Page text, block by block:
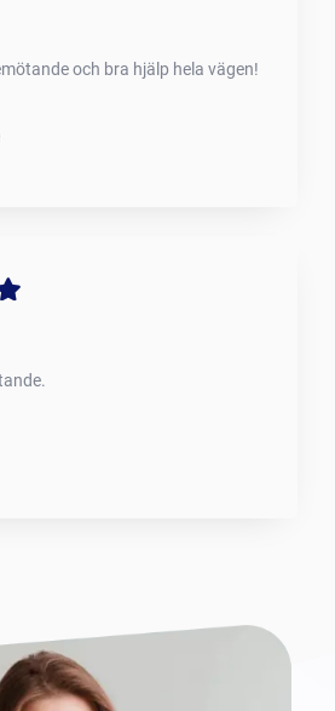
och bra hjälp hela vägen!